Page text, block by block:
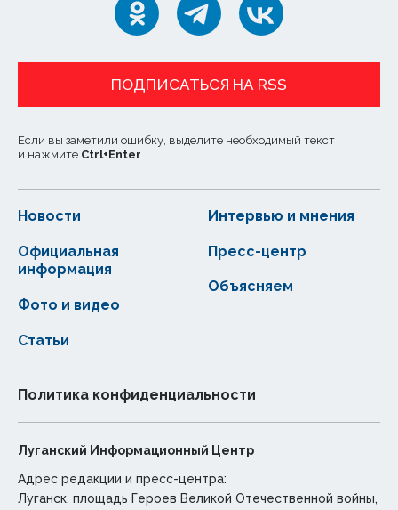
ПОДПИСАТЬСЯ НА RSS
Если вы заметили ошибку, выделите необходимый текст
и нажмите Ctrl+Enter
Новости
Статьи
Официальная
информация
Интервью и мнения
Фото и видео
Пресс-центр
Объясняем
Политика конфиденциальности
Луганский Информационный Центр
Адрес редакции и пресс-центра:
Луганск, площадь Героев Великой Отечественной войны,